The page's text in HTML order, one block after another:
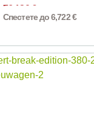
76.130 €
Спестете до 6,722 €